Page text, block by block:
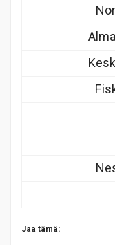
Jaa tämä: